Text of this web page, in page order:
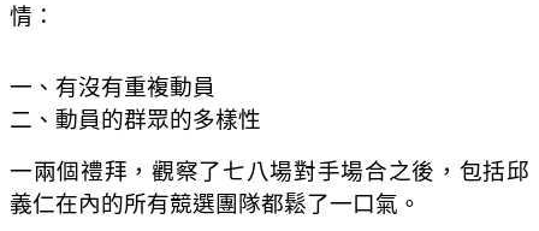
情：
一、有沒有重複動員
二、動員的群眾的多樣性
一兩個禮拜，觀察了七八場對手場合之後，包括邱
義仁在內的所有競選團隊都鬆了一口氣。